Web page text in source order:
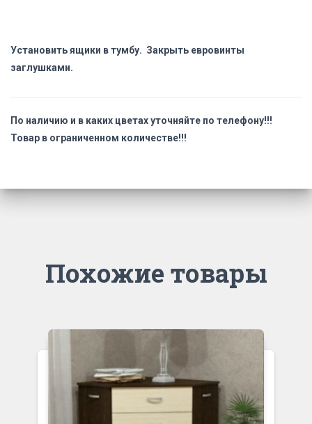
Установить ящики в тумбу. Закрыть евровинты
заглушками.
По наличию и в каких цветах уточняйте по телефону!!!
Товар в ограниченном количестве!!!
Похожие товары